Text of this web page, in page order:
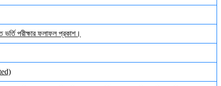
ভর্তি পরীক্ষার ফলাফল প্রকাশ।